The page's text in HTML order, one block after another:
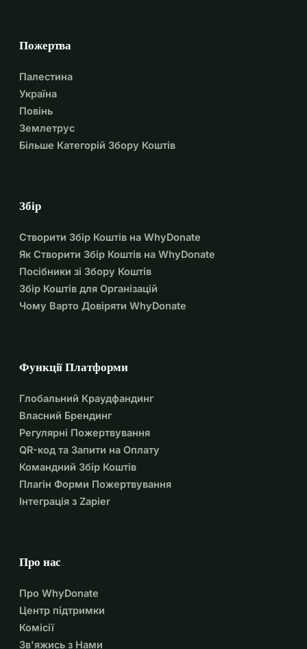
Пожертва
Палестина
Україна
Повінь
Землетрус
Більше Категорій Збору Коштів
Збір
Створити Збір Коштів на WhyDonate
Як Створити Збір Коштів на WhyDonate
Посібники зі Збору Коштів
Збір Коштів для Організацій
Чому Варто Довіряти WhyDonate
Функції Платформи
Глобальний Краудфандинг
Власний Брендинг
Регулярні Пожертвування
QR-код та Запити на Оплату
Командний Збір Коштів
Плагін Форми Пожертвування
Інтеграція з Zapier
Про нас
Про WhyDonate
Центр підтримки
Комісії
Зв'яжись з Нами